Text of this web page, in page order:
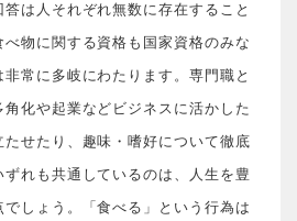
は人それぞれ無数に存在すること
物に関する資格も国家資格のみな
常に多岐にわたります。専門職と
化や起業などビジネスに活かした
たせたり、趣味・嗜好について徹底
れも共通しているのは、人生を豊
しょう。「食べる」という行為は